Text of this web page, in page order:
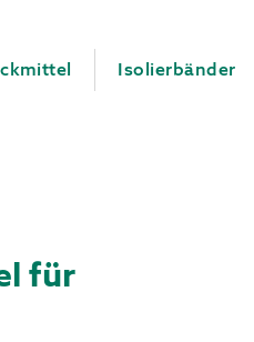
Isolierbänder
für